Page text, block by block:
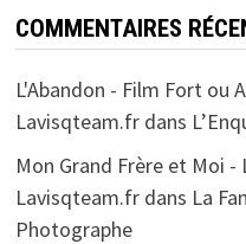
COMMENTAIRES
L'Abandon - Film Fort ou
Lavisqteam.frdans
Mon Grand Frère et Moi -
Lavisqteam.frdans La
Photographe